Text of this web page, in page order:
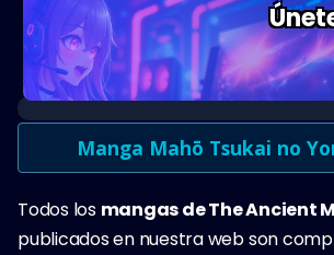
Manga Mahō Tsukai no
Todos los mangas de The Ancient
publicados en nuestra web son